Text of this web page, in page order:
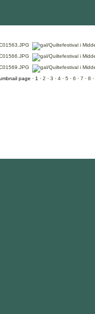
· 1 · 2 · 3 · 4 · 5 · 6 · 7 · 8 ·